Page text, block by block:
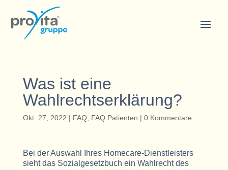
Was ist eine
Wahlrechtserklärung?
Okt. 27, 2022 | FAQ, FAQ Patienten | 0 Kommentare
Bei der Auswahl Ihres Homecare-Dienstleisters
sieht das Sozialgesetzbuch ein Wahlrecht des